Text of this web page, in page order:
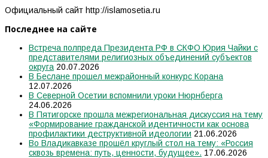
Официальный сайт http://islamosetia.ru
Последнее на сайте
Встреча полпреда Президента РФ в СКФО Юрия Чайки с
представителями религиозных объединений субъектов
округа 20.07.2026
В Беслане прошел межрайонный конкурс Корана
12.07.2026
В Северной Осетии вспомнили уроки Нюрнберга
24.06.2026
В Пятигорске прошла межрегиональная дискуссия на тему
«Формирование гражданской идентичности как основа
профилактики деструктивной идеологии 21.06.2026
Во Владикавказе прошёл круглый стол на тему: «Россия
сквозь времена: путь, ценности, будущее». 17.06.2026